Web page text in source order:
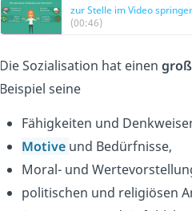
zur Stelle im Video
(00:46)
Die Sozialisation hat einen
Beispiel seine
Fähigkeiten und
Motive und Bedürfnisse,
Moral- und
politischen und religiösen